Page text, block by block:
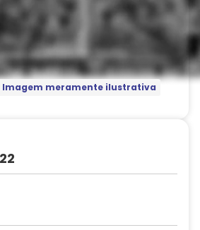
Imagem meramente ilustrativa